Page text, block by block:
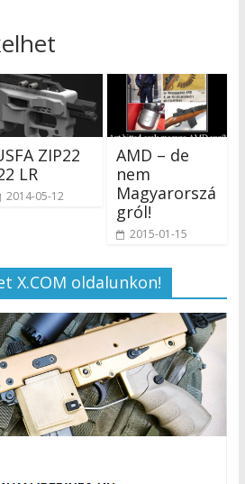
ZIP22
LR
2014-05-12
AMD – de
nem
Magyarorszá
gról!
2015-01-15
X.COM oldalunkon!